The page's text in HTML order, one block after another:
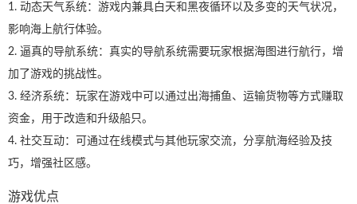
1. 动态天气系统：游戏内兼具白天和黑夜循环以及多变的天气状况，
影响海上航行体验。
2. 逼真的导航系统：真实的导航系统需要玩家根据海图进行航行，增
加了游戏的挑战性。
3. 经济系统：玩家在游戏中可以通过出海捕鱼、运输货物等方式赚取
资金，用于改造和升级船只。
4. 社交互动：可通过在线模式与其他玩家交流，分享航海经验及技
巧，增强社区感。
游戏优点